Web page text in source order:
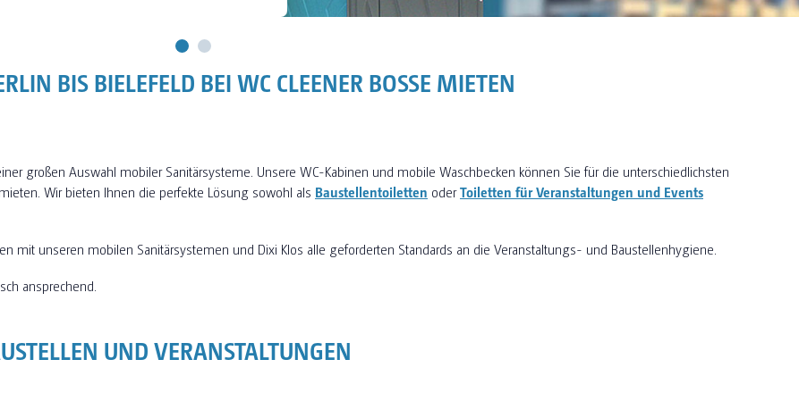
BIS BIELEFELD BEI WC CLEENER BOSSE MIETEN
großen Auswahl mobiler Sanitärsysteme. Unsere WC-Kabinen und mobile Waschbecken können Sie für die unterschiedlichsten
Wir bieten Ihnen die perfekte Lösung sowohl als Baustellentoiletten oderToiletten für Veranstaltungen und Events
mit unseren mobilen Sanitärsystemen und Dixi Klos alle geforderten Standards an die Veranstaltungs- und Baustellenhygiene.
ansprechend.
UND VERANSTALTUNGEN